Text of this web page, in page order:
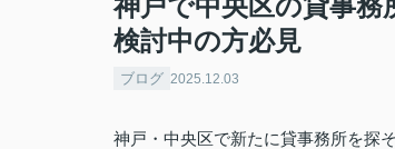
神戸で中央区の貸事
検討中の方必見
ブログ 2025.12.03
神戸・中央区で新たに貸事務所を探